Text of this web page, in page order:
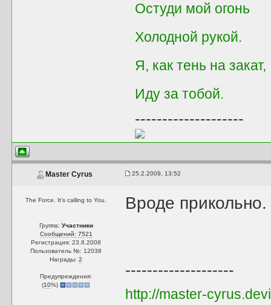
Остуди мой огонь
Холодной рукой.
Я, как тень на закат,
Иду за тобой.
--------------------
Master Cyrus 25.2.2009, 13:52
The Force. It's calling to You.
Группа: Участники
Сообщений: 7521
Регистрация: 23.8.2008
Пользователь №: 12038
Награды:2
Предупреждения:
(10%)
Вроде прикольно.
--------------------
http://master-